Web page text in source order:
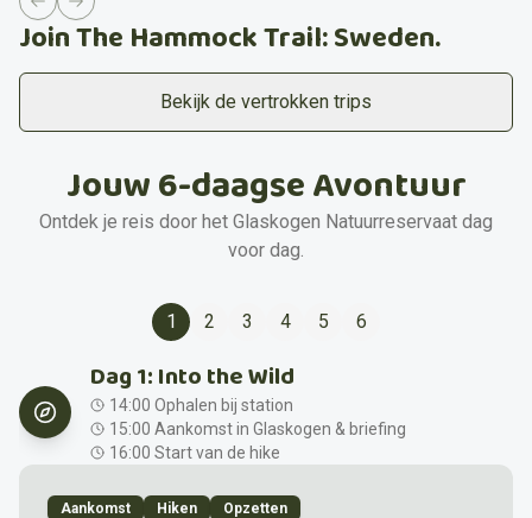
Previous slide
Next slide
Join The Hammock Trail: Sweden.
Bekijk de vertrokken trips
Jouw 6-daagse Avontuur
Ontdek je reis door het Glaskogen Natuurreservaat dag
voor dag.
1 2 3 4 5 6
Dag 1: Into the Wild
14:00 Ophalen bij station
15:00 Aankomst in Glaskogen & briefing
16:00 Start van de hike
Aankomst Hiken Opzetten